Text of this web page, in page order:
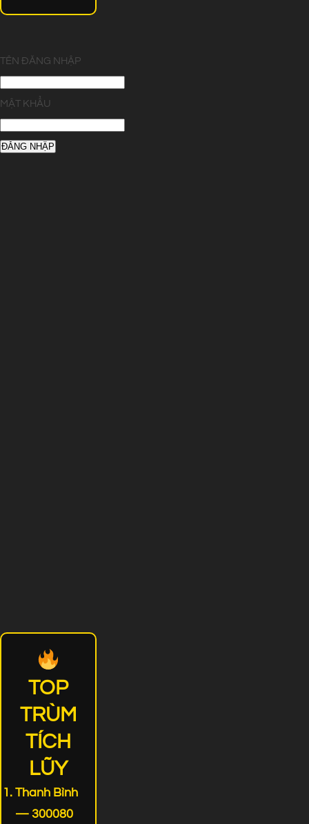
TÊN ĐĂNG NHẬP
MẬT KHẨU
TOP
TRÙM
TÍCH
LŨY
Thanh Bình
— 300080